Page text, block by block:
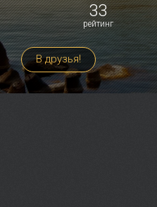
33
рейтинг
В друзья!